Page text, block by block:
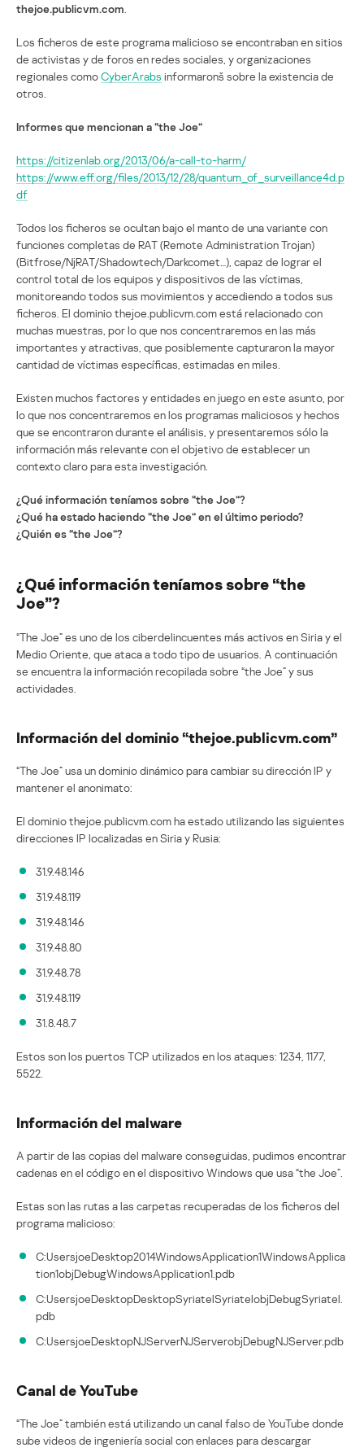
thejoe.publicvm.com
Los ficheros de este programa malicioso se encontraban en sitios
de activistas y de foros en redes sociales, y organizaciones
regionales comoCyberArabs informaronš sobre la existencia de
otros.
Informes que mencionan a “the Joe”
https://citizenlab.org/2013/06/a-call-to-harm/
https://www.eff.org/files/2013/12/28/quantum_of_surveillance4d.p
df
Todos los ficheros se ocultan bajo el manto de una variante con
funciones completas de RAT (Remote Administration Trojan)
(Bitfrose/NjRAT/Shadowtech/Darkcomet…), capaz de lograr el
control total de los equipos y dispositivos de las víctimas,
monitoreando todos sus movimientos y accediendo a todos sus
ficheros. El dominio thejoe.publicvm.com está relacionado con
muchas muestras, por lo que nos concentraremos en las más
importantes y atractivas, que posiblemente capturaron la mayor
cantidad de víctimas específicas, estimadas en miles.
Existen muchos factores y entidades en juego en este asunto, por
lo que nos concentraremos en los programas maliciosos y hechos
que se encontraron durante el análisis, y presentaremos sólo la
información más relevante con el objetivo de establecer un
contexto claro para esta investigación.
¿Qué información teníamos sobre “the Joe”?
¿Qué ha estado haciendo “the Joe” en el último periodo?
¿Quién es “the Joe”?
¿Qué información teníamos sobre “the
Joe”?
“The Joe” es uno de los ciberdelincuentes más activos en Siria y el
Medio Oriente, que ataca a todo tipo de usuarios. A continuación
se encuentra la información recopilada sobre “the Joe” y sus
actividades.
Información del dominio “thejoe.publicvm.com”
“The Joe” usa un dominio dinámico para cambiar su dirección IP y
mantener el anonimato:
El dominio thejoe.publicvm.com ha estado utilizando las siguientes
direcciones IP localizadas en Siria y Rusia:
31.9.48.146
31.9.48.119
31.9.48.146
31.9.48.80
31.9.48.78
31.9.48.119
31.8.48.7
Estos son los puertos TCP utilizados en los ataques: 1234, 1177,
5522.
Información del malware
A partir de las copias del malware conseguidas, pudimos encontrar
cadenas en el código en el dispositivo Windows que usa “the Joe”.
Estas son las rutas a las carpetas recuperadas de los ficheros del
programa malicioso:
C:UsersjoeDesktop2014WindowsApplication1WindowsApplica
tion1objDebugWindowsApplication1.pdb
C:UsersjoeDesktopDesktopSyriatelSyriatelobjDebugSyriatel.
pdb
C:UsersjoeDesktopNJServerNJServerobjDebugNJServer.pdb
Canal de YouTube
“The Joe” también está utilizando un canal falso de YouTube donde
sube videos de ingeniería social con enlaces para descargar